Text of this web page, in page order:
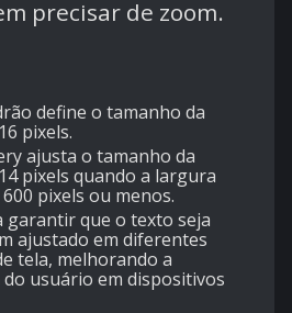
precisar de zoom.
define o tamanho da
pixels.
ajusta o tamanho da
pixels quando a largura
pixels ou menos.
garantir que o texto seja
ajustado em diferentes
tela, melhorando a
usuário em dispositivos